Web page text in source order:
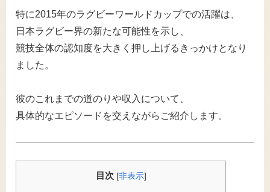
特に2015年のラグビーワールドカップでの活躍は、
日本ラグビー界の新たな可能性を示し、
競技全体の認知度を大きく押し上げるきっかけとなり
ました。
彼のこれまでの道のりや収入について、
具体的なエピソードを交えながらご紹介します。
目次 [非表示]